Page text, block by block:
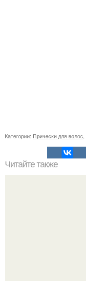
Категории: Прически для волос
Читайте также